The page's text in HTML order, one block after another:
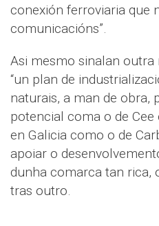
conexión ferroviaria que
comunicacións”.
Asi mesmo sinalan outra
“un plan de
naturais, a man de obra,
potencial coma o de
en Galicia como o de
apoiar o
dunha comarca tan rica,
tras outro.